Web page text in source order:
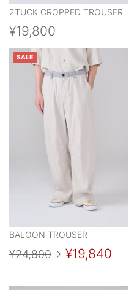
2TUCK CROPPED TROUSER
¥19,800
SALE
BALOON TROUSER
¥24,800→ ¥19,840